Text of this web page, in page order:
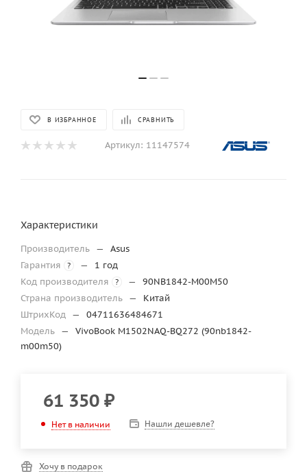
В ИЗБРАННОЕ СРАВНИТЬ
Артикул: 11147574
Характеристики
Производитель —
Asus
Гарантия
? —
1 год
Код производителя
? —
90NB1842-M00M50
Страна производитель —
Китай
ШтрихКод —
04711636484671
Модель —
VivoBook M1502NAQ-BQ272 (90nb1842-
m00m50)
61 350 ₽
Нет в наличии Нашли дешевле?
Хочу в подарок